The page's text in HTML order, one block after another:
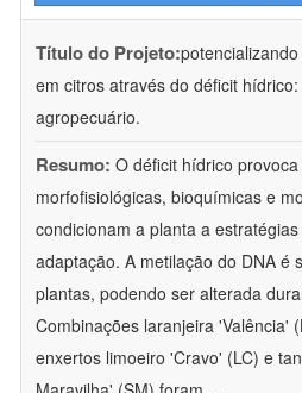
Título do Projeto:
em citros através do déficit
agropecuário.
Resumo: O déficit hídrico
morfofisiológicas, bioquímicas e
condicionam a planta a
adaptação. A metilação do DNA é
plantas, podendo ser alterada
Combinações laranjeira 'Valência'
enxertos limoeiro 'Cravo' (LC) e